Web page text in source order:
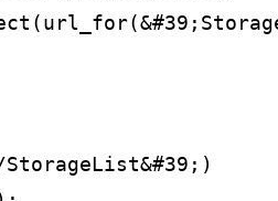
StorageList&#39;)